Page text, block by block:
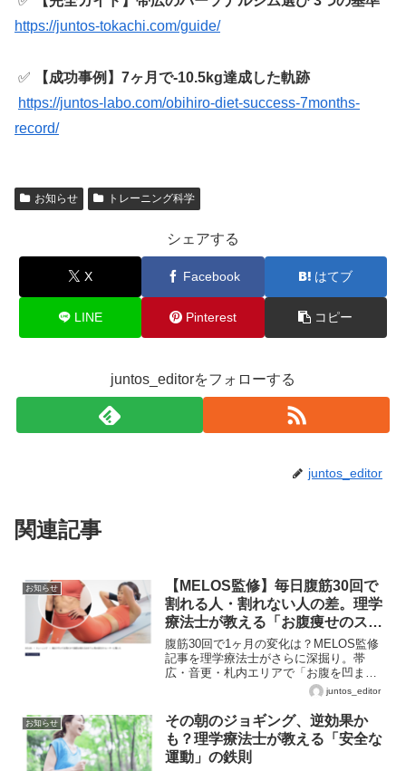
https://juntos-tokachi.com/guide/
✅
【成功事例】7ヶ月で-10.5kg達成した軌跡
https://juntos-labo.com/obihiro-diet-success-7months-
record/
お知らせ トレーニング科学
シェアする
X Facebook はてブ
LINE Pinterest コピー
juntos_editorをフォローする
juntos_editor
関連記事
お知らせ
【MELOS監修】毎日腹筋30回で
割れる人・割れない人の差。理学
療法士が教える「お腹痩せのスイ
ッチ」
腹筋30回で1ヶ月の変化は？MELOS監修
記事を理学療法士がさらに深掘り。帯
広・音更・札内エリアで「お腹を凹ませ
たい」方へ、姿勢リセットと個別分析で
ソッドを公開。
juntos_editor
お知らせ
その朝のジョギング、逆効果か
も？理学療法士が教える「安全な
運動」の鉄則